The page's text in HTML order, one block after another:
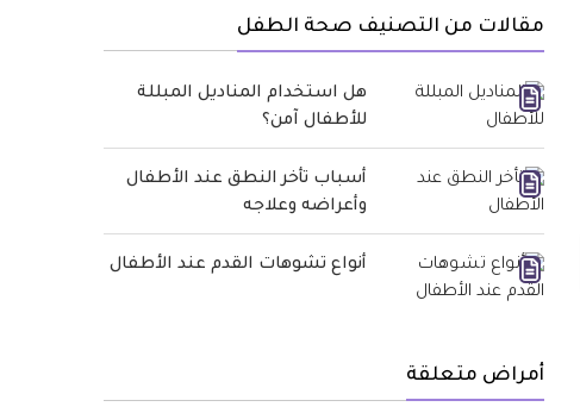
مقالات من التصنيف صحة الطفل
هل استخدام المناديل المبللة
للأطفال آمن؟
أسباب تأخر النطق عند الأطفال
وأعراضه وعلاجه
أنواع تشوهات القدم عند الأطفال
أمراض متعلقة